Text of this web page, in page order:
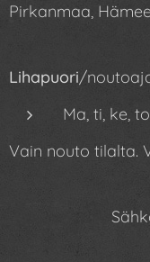
Pirkanmaa,
Lihapuori/
Ma, ti, ke,
Vain nouto tilalta.